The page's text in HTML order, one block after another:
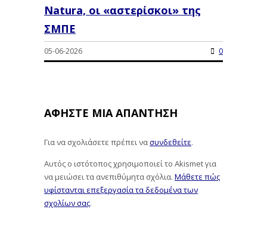
Natura, οι «αστερίσκοι» της
ΣΜΠΕ
05-06-2026 0
ΑΦΉΣΤΕ ΜΙΑ ΑΠΆΝΤΗΣΗ
Για να σχολιάσετε πρέπει νασυνδεθείτε.
Αυτός ο ιστότοπος χρησιμοποιεί το Akismet για
να μειώσει τα ανεπιθύμητα σχόλια. Μάθετε πώς
υφίστανται επεξεργασία τα δεδομένα των
σχολίων σας.